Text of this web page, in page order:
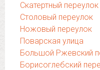
Скатертный переулок
Столовый переулок
Ножовый переулок
Поварская улица
Большой Ржевский
Борисоглебский